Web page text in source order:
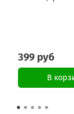
399 руб
В